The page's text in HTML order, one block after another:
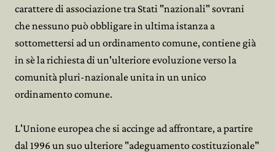
carattere di associazione tra Stati "nazionali" sovrani
che nessuno può obbligare in ultima istanza a
sottomettersi ad un ordinamento comune, contiene già
in sè la richiesta di un'ulteriore evoluzione verso la
comunità pluri-nazionale unita in un unico
ordinamento comune.
L'Unione europea che si accinge ad affrontare, a partire
dal 1996 un suo ulteriore "adeguamento costituzionale"